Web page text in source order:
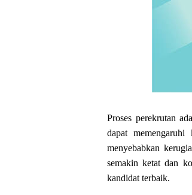
Proses perekrutan
dapat
menyebabkan
semakin ketat dan
kandidat terbaik.